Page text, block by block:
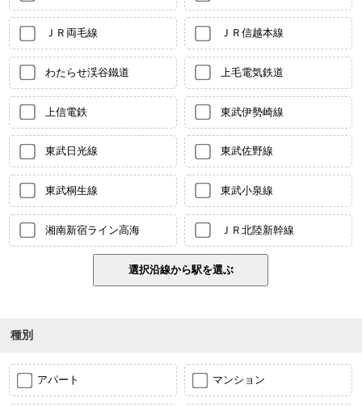
ＪＲ両毛線 ＪＲ信越本線
わたらせ渓谷鐵道 上毛電気鉄道
上信電鉄 東武伊勢崎線
東武日光線 東武佐野線
東武桐生線 東武小泉線
湘南新宿ライン高海 ＪＲ北陸新幹線
種別
アパート マンション